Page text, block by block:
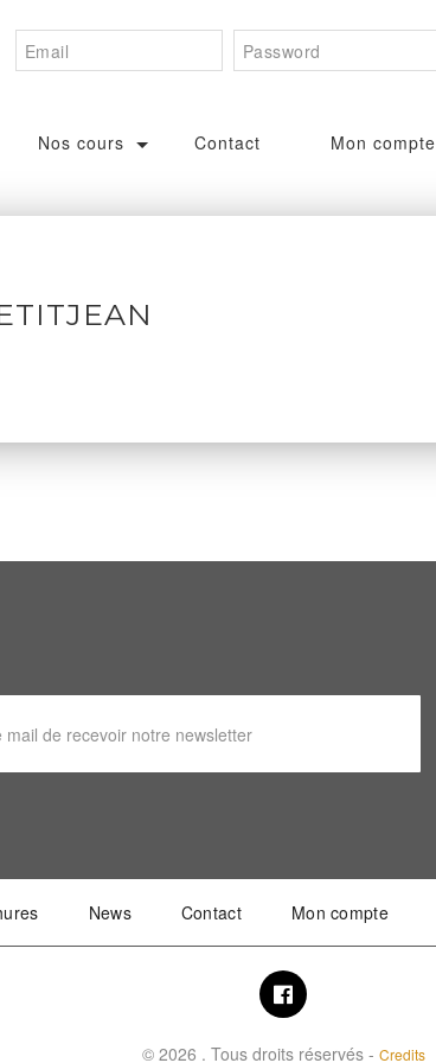
Nos cours Contact Mon compte
News Contact Mon compte
© 2026 . Tous droits réservés - Credits